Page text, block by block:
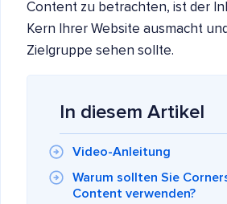
Content zu betrachten, ist der
Kern Ihrer Website ausmacht
Zielgruppe sehen sollte.
In diesem Artikel
Video-Anleitung
Warum sollten Sie
Content verwenden?